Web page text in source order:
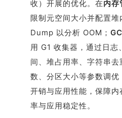
收）开展的优化。在内存
限制元空间大小并配置堆
Dump 以分析 OOM；
用 G1 收集器，通过日志
间、堆占用率、字符串去
数、分区大小等参数调优
开销与应用性能，保障内
率与应用稳定性。